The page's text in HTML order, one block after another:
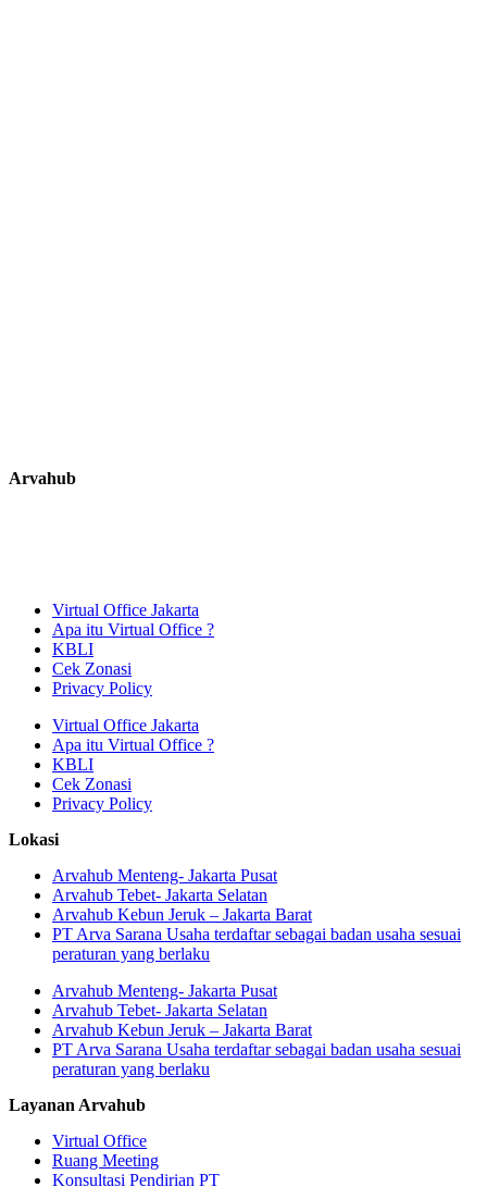
Arvahub
Virtual Office Jakarta
Apa itu Virtual Office ?
KBLI
Cek Zonasi
Privacy Policy
Virtual Office Jakarta
Apa itu Virtual Office ?
KBLI
Cek Zonasi
Privacy Policy
Lokasi
Arvahub Menteng- Jakarta Pusat
Arvahub Tebet- Jakarta Selatan
Arvahub Kebun Jeruk – Jakarta Barat
PT Arva Sarana Usaha terdaftar sebagai badan usaha sesuai
peraturan yang berlaku
Arvahub Menteng- Jakarta Pusat
Arvahub Tebet- Jakarta Selatan
Arvahub Kebun Jeruk – Jakarta Barat
PT Arva Sarana Usaha terdaftar sebagai badan usaha sesuai
peraturan yang berlaku
Layanan Arvahub
Virtual Office
Ruang Meeting
Konsultasi Pendirian PT